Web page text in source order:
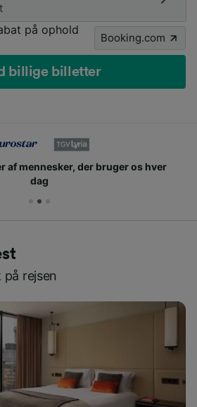
på ophold
Booking.com
billige billetter
af mennesker, der bruger os hver
dag
rejsen